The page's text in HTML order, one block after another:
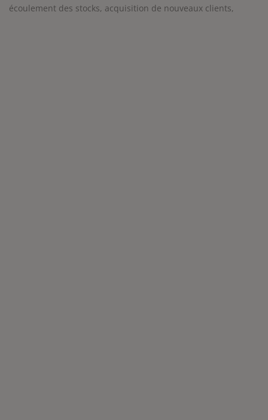
écoulement des stocks, acquisition de nouveaux clients,